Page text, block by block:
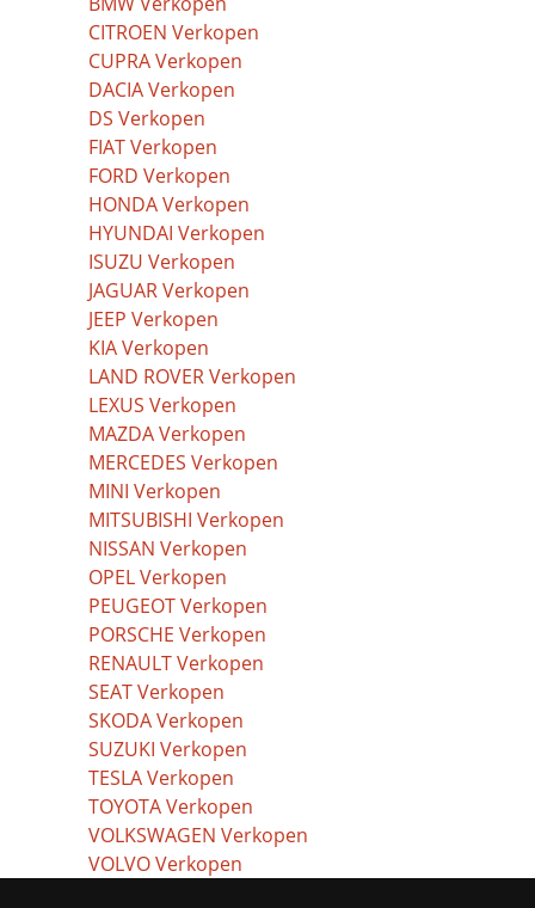
CITROEN Verkopen
CUPRA Verkopen
DACIA Verkopen
DS Verkopen
FIAT Verkopen
FORD Verkopen
HONDA Verkopen
HYUNDAI Verkopen
ISUZU Verkopen
JAGUAR Verkopen
JEEP Verkopen
KIA Verkopen
LAND ROVER Verkopen
LEXUS Verkopen
MAZDA Verkopen
MERCEDES Verkopen
MINI Verkopen
MITSUBISHI Verkopen
NISSAN Verkopen
OPEL Verkopen
PEUGEOT Verkopen
PORSCHE Verkopen
RENAULT Verkopen
SEAT Verkopen
SKODA Verkopen
SUZUKI Verkopen
TESLA Verkopen
TOYOTA Verkopen
VOLKSWAGEN Verkopen
VOLVO Verkopen